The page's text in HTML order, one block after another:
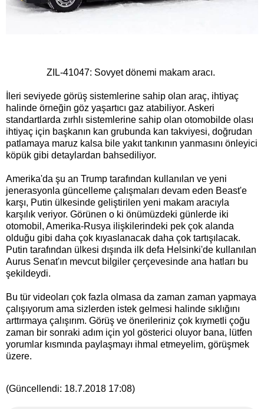
ZIL-41047: Sovyet dönemi makam aracı.
İleri seviyede görüş sistemlerine sahip olan araç, ihtiyaç
halinde örneğin göz yaşartıcı gaz atabiliyor. Askeri
standartlarda zırhlı sistemlerine sahip olan otomobilde olası
ihtiyaç için başkanın kan grubunda kan takviyesi, doğrudan
patlamaya maruz kalsa bile yakıt tankının yanmasını önleyici
köpük gibi detaylardan bahsediliyor.
Amerika'da şu an Trump tarafından kullanılan ve yeni
jenerasyonla güncelleme çalışmaları devam eden Beast'e
karşı, Putin ülkesinde geliştirilen yeni makam aracıyla
karşılık veriyor. Görünen o ki önümüzdeki günlerde iki
otomobil, Amerika-Rusya ilişkilerindeki pek çok alanda
olduğu gibi daha çok kıyaslanacak daha çok tartışılacak.
Putin tarafından ülkesi dışında ilk defa Helsinki'de kullanılan
Aurus Senat'ın mevcut bilgiler çerçevesinde ana hatları bu
şekildeydi.
Bu tür videoları çok fazla olmasa da zaman zaman yapmaya
çalışıyorum ama sizlerden istek gelmesi halinde sıklığını
arttırmaya çalışırım. Görüş ve önerileriniz çok kıymetli çoğu
zaman bir sonraki adım için yol gösterici oluyor bana, lütfen
yorumlar kısmında paylaşmayı ihmal etmeyelim, görüşmek
üzere.
(Güncellendi: 18.7.2018 17:08)